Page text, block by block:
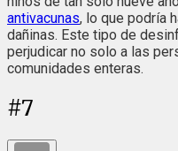
antivacunas, lo que podría
dañinas. Este tipo de
perjudicar no solo a las
comunidades enteras.
#7